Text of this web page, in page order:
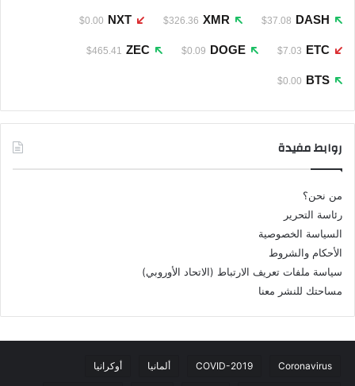
DASH
$37.08
XMR
$326.36
NXT
$0.00
ETC
$7.03
DOGE
$0.09
ZEC
$465.41
BTS
$0.00
روابط مفيدة
من نحن؟
رئاسة التحرير
السياسة الخصوصية
الأحكام والشروط
سياسة ملفات تعريف الارتباط (الاتحاد الأوروبي)
مساحتك للنشر معنا
Coronavirus
COVID-2019 ألمانيا أوكرانيا